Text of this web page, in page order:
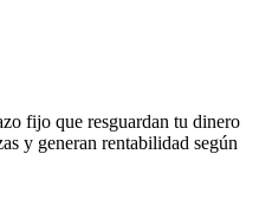
fijo que resguardan tu dinero
y generan rentabilidad según